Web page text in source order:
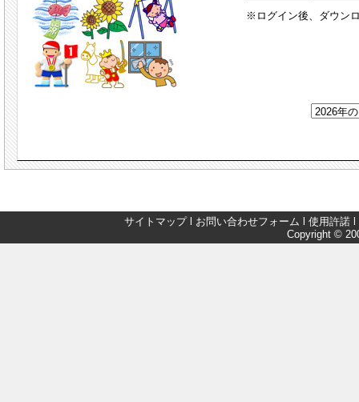
※ログイン後、ダウン
サイトマップl お問い合わせフォーム 使用許諾
Copyright ©